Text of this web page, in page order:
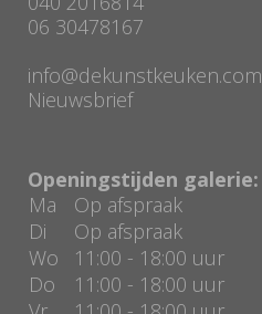
06 30478167
info@dekunstkeuken.com
Nieuwsbrief
Openingstijden galerie:
Ma
Op afspraak
Di
Op afspraak
Wo
11:00 - 18:00 uur
Do
11:00 - 18:00 uur